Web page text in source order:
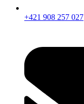
+421 908 257 027